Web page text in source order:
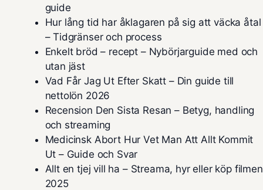
guide
Hur lång tid har åklagaren på sig att väcka åtal
– Tidgränser och process
Enkelt bröd – recept – Nybörjarguide med och
utan jäst
Vad Får Jag Ut Efter Skatt – Din guide till
nettolön 2026
Recension Den Sista Resan – Betyg, handling
och streaming
Medicinsk Abort Hur Vet Man Att Allt Kommit
Ut – Guide och Svar
Allt en tjej vill ha – Streama, hyr eller köp filmen
2025